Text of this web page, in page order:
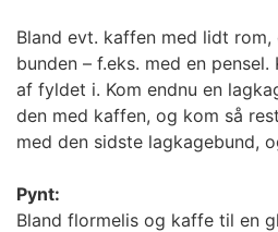
Bland evt. kaffen med lidt
bunden – f.eks. med en
af fyldet i. Kom endnu en
den med kaffen, og kom så
med den sidste lagkagebund,
Pynt:
Bland flormelis og kaffe til en